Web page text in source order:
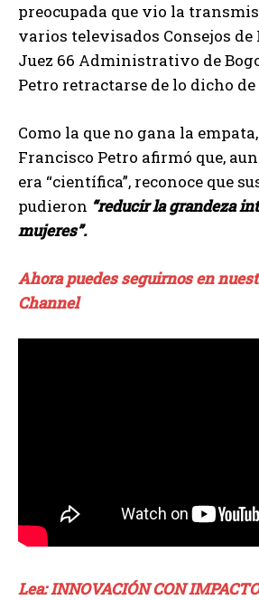
preocupada que vio la
varios televisados Consejos
Juez 66 Administrativo de
Petro retractarse de lo dicho
Como la que no gana la
Francisco Petro afirmó que,
era “científica”, reconoce que
pudieron “reducir la grandeza
mujeres”.
Ahora puedes seguirnos en
Channel
Lea: INNOVACIÓN CON